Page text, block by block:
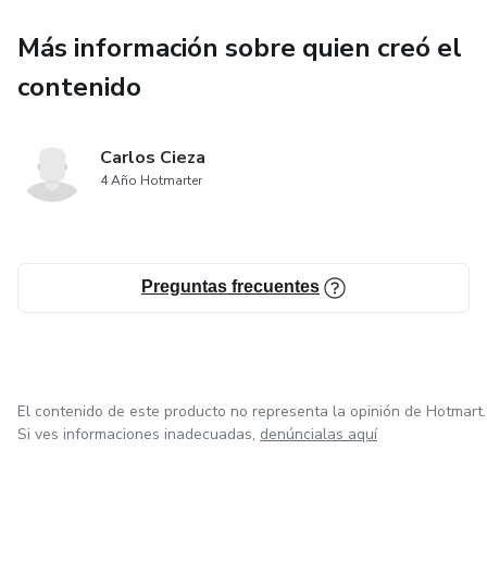
Más información sobre quien creó el
contenido
Carlos Cieza
4 Año Hotmarter
Preguntas frecuentes
El contenido de este producto no representa la opinión de Hotmart.
Si ves informaciones inadecuadas, denúncialas aquí